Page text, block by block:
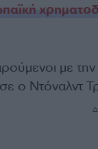
με
ο Ντόναλντ